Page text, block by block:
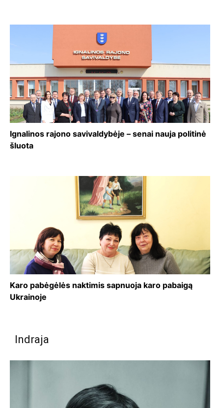
Ignalinos rajono savivaldybėje – senai nauja politinė
šluota
Karo pabėgėlės naktimis sapnuoja karo pabaigą
Ukrainoje
Indraja